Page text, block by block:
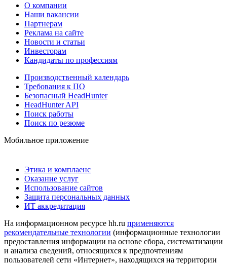
О компании
Наши вакансии
Партнерам
Реклама на сайте
Новости и статьи
Инвесторам
Кандидаты по профессиям
Производственный календарь
Требования к ПО
Безопасный HeadHunter
HeadHunter API
Поиск работы
Поиск по резюме
Мобильное приложение
Этика и комплаенс
Оказание услуг
Использование сайтов
Защита персональных данных
ИТ аккредитация
На информационном ресурсе hh.ru применяются
рекомендательные технологии (информационные технологии
предоставления информации на основе сбора, систематизации
и анализа сведений, относящихся к предпочтениям
пользователей сети «Интернет», находящихся на территории